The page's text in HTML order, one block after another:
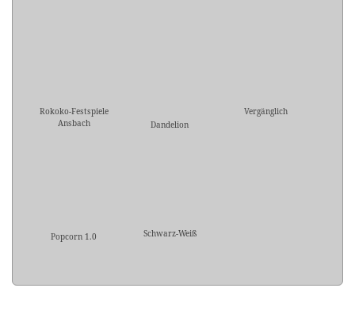
Rokoko-Festspiele
Ansbach
Dandelion
Vergänglich
Popcorn 1.0 Schwarz-Weiß